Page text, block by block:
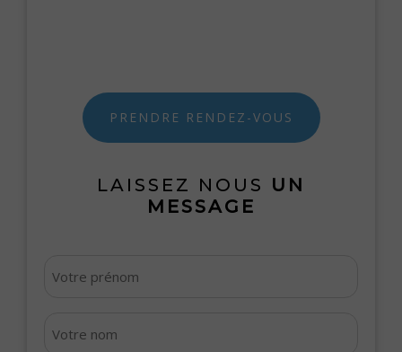
PRENDRE RENDEZ-VOUS
LAISSEZ NOUS UN
MESSAGE